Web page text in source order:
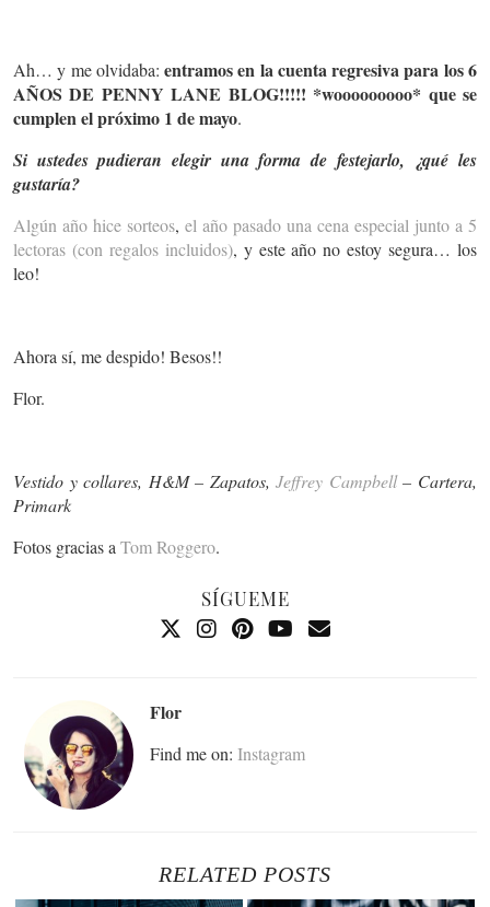
Ah… y me olvidaba:entramos en la cuenta regresiva para los 6
AÑOS DE PENNY LANE BLOG!!!!! *wooooooooo* que se
cumplen el próximo 1 de mayo.
Si ustedes pudieran elegir una forma de festejarlo, ¿qué les
gustaría?
Algún año hice sorteos, el año pasado una cena especial junto a 5
lectoras (con regalos incluidos), y este año no estoy segura… los
leo!
Ahora sí, me despido! Besos!!
Flor.
Vestido y collares, H&M – Zapatos,Jeffrey Campbell– Cartera,
Primark
Fotos gracias aTom Roggero.
SÍGUEME
Flor
Find me on: Instagram
RELATED POSTS